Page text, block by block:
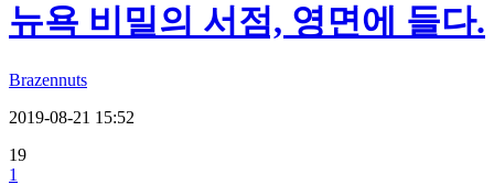
뉴욕 비밀의 서점, 영면에 들다.
Brazennuts
2019-08-21 15:52
19
1